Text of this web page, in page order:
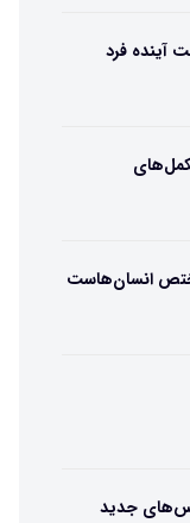
آینده فرد
کمک «مکمل‌های
انسان‌هاست
جدید